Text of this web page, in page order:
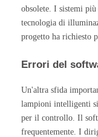
obsolete. I sistemi
tecnologia di
progetto ha richiesto
Errori del
Un'altra sfida
lampioni intelligenti si
per il controllo. Il
frequentemente. I